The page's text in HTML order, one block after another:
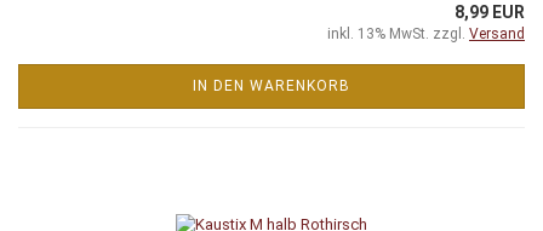
8,99 EUR
inkl. 13% MwSt. zzgl. Versand
IN DEN WARENKORB